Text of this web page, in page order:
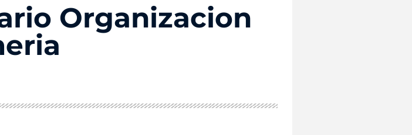
Organizacion